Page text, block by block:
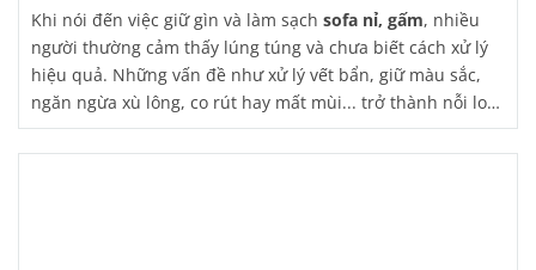
Khi nói đến việc giữ gìn và làm sạch sofa nỉ, gấm, nhiều
người thường cảm thấy lúng túng và chưa biết cách xử lý
hiệu quả. Những vấn đề như xử lý vết bẩn, giữ màu sắc,
ngăn ngừa xù lông, co rút hay mất mùi... trở thành nỗi lo
lắng thường trực của gia chủ. Trong bài viết này, chúng tôi
sẽ chia sẻ những kinh nghiệm quý báu về cáchgiặt sofa